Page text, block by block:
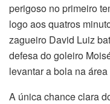
perigoso no primeiro
logo aos quatros
zagueiro David Luiz
defesa do goleiro
levantar a bola na
A única chance clara